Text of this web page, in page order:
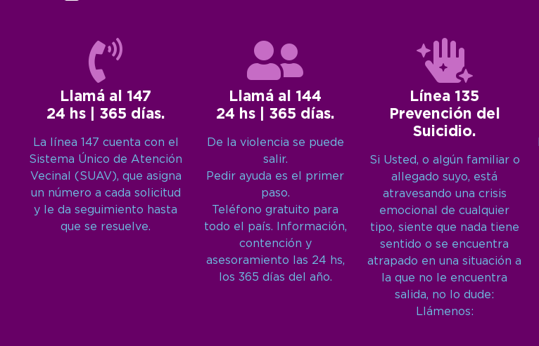
Llamá al 147
24 hs | 365 días.
La línea 147 cuenta con el
Sistema Único de Atención
Vecinal (SUAV), que asigna
un número a cada solicitud
y le da seguimiento hasta
que se resuelve.
Llamá al 144
24 hs | 365 días.
De la violencia se puede
salir.
Pedir ayuda es el primer
paso.
Teléfono gratuito para
todo el país. Información,
contención y
asesoramiento las 24 hs,
los 365 días del año.
Línea 135
Prevención del
Suicidio.
Si Usted, o algún familiar o
allegado suyo, está
atravesando una crisis
emocional de cualquier
tipo, siente que nada tiene
sentido o se encuentra
atrapado en una situación a
la que no le encuentra
salida, no lo dude:
Llámenos: